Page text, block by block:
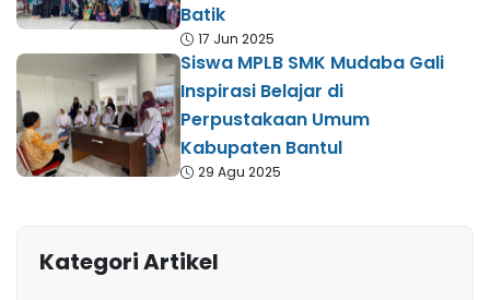
Batik
17 Jun 2025
Siswa MPLB SMK Mudaba Gali
Inspirasi Belajar di
Perpustakaan Umum
Kabupaten Bantul
29 Agu 2025
Kategori Artikel